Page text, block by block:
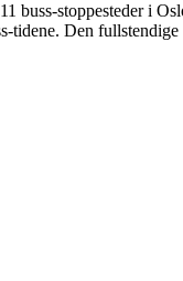
buss-stoppesteder i
tidene. Den